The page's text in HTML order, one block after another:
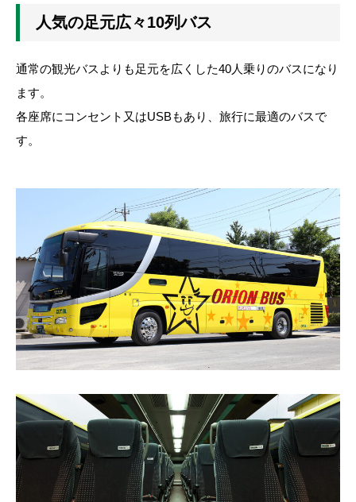
人気の足元広々10列バス
通常の観光バスよりも足元を広くした40人乗りのバスになり
ます。
各座席にコンセント又はUSBもあり、旅行に最適のバスで
す。